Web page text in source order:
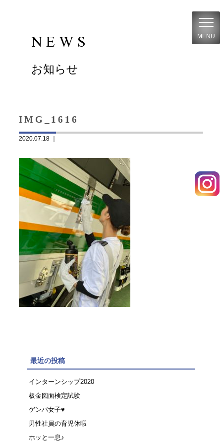
MENU
NEWS
お知らせ
IMG_1616
2020.07.18 ｜
最近の投稿
インターンシップ2020
板金図面検定試験
ゲンバ女子♥
男性社員の育児休暇
ホッと一息♪